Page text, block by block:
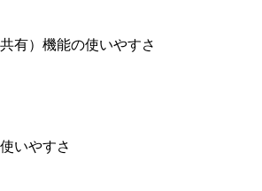
有）機能の使いやすさ
いやすさ